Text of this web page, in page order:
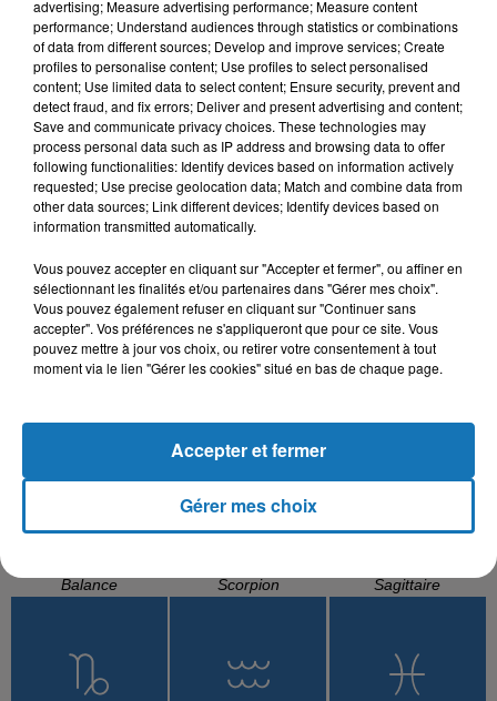
Bélier Taureau Gémeaux
Balance Scorpion Sagittaire
advertising; Measure advertising performance; Measure content
performance; Understand audiences through statistics or combinations
of data from different sources; Develop and improve services; Create
profiles to personalise content; Use profiles to select personalised
content; Use limited data to select content; Ensure security, prevent and
detect fraud, and fix errors; Deliver and present advertising and content;
Save and communicate privacy choices. These technologies may
process personal data such as IP address and browsing data to offer
following functionalities: Identify devices based on information actively
requested; Use precise geolocation data; Match and combine data from
other data sources; Link different devices; Identify devices based on
information transmitted automatically.
Vous pouvez accepter en cliquant sur "Accepter et fermer", ou affiner en
sélectionnant les finalités et/ou partenaires dans "Gérer mes choix".
Vous pouvez également refuser en cliquant sur "Continuer sans
accepter". Vos préférences ne s'appliqueront que pour ce site. Vous
pouvez mettre à jour vos choix, ou retirer votre consentement à tout
moment via le lien "Gérer les cookies" situé en bas de chaque page.
Gérer mes choix
Accepter et fermer